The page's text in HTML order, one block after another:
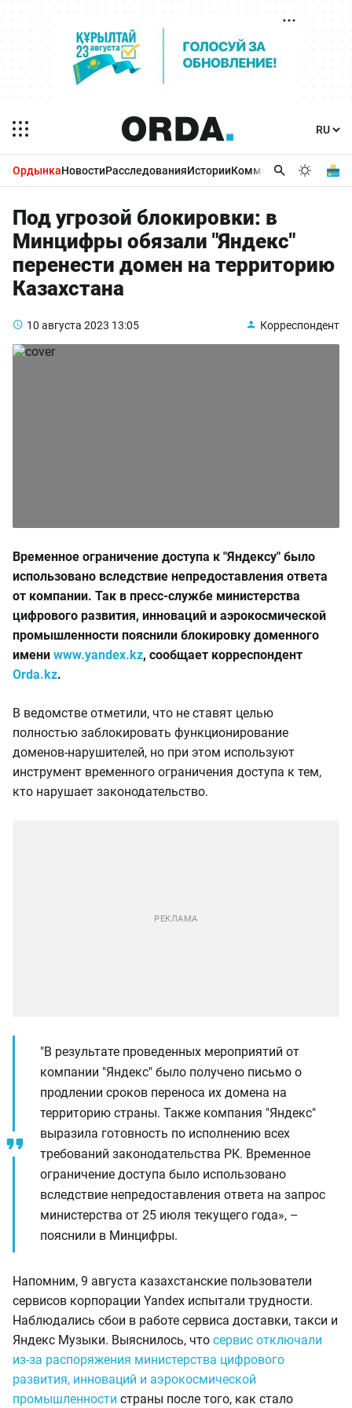
ОрдынкаНовостиРасследованияИсторииКомментарииБизнес
Под угрозой блокировки: в
Минцифры обязали "Яндекс"
перенести домен на территорию
Казахстана
10 августа 2023 13:05 Корреспондент
Временное ограничение доступа к "Яндексу" было
использовано вследствие непредоставления ответа
от компании. Так в пресс-службе министерства
цифрового развития, инноваций и аэрокосмической
промышленности пояснили блокировку доменного
имени www.yandex.kz, сообщает корреспондент
Оrda.kz.
В ведомстве отметили, что не ставят целью
полностью заблокировать функционирование
доменов-нарушителей, но при этом используют
инструмент временного ограничения доступа к тем,
кто нарушает законодательство.
"В результате проведенных мероприятий от
компании "Яндекс" было получено письмо о
продлении сроков переноса их домена на
территорию страны. Также компания "Яндекс"
выразила готовность по исполнению всех
требований законодательства РК. Временное
ограничение доступа было использовано
вследствие непредоставления ответа на запрос
министерства от 25 июля текущего года», –
пояснили в Минцифры.
Напомним, 9 августа казахстанские пользователи
сервисов корпорации Yandex испытали трудности.
Наблюдались сбои в работе сервиса доставки, такси и
Яндекс Музыки. Выяснилось, что сервис отключали
из-за распоряжения министерства цифрового
развития, инноваций и аэрокосмической
промышленности страны после того, как стало